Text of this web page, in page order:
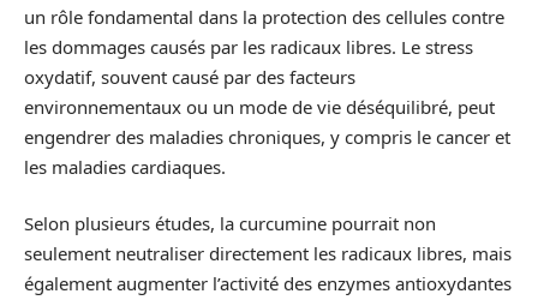
un rôle fondamental dans la protection des cellules contre
les dommages causés par les radicaux libres. Le stress
oxydatif, souvent causé par des facteurs
environnementaux ou un mode de vie déséquilibré, peut
engendrer des maladies chroniques, y compris le cancer et
les maladies cardiaques.
Selon plusieurs études, la curcumine pourrait non
seulement neutraliser directement les radicaux libres, mais
également augmenter l’activité des enzymes antioxydantes